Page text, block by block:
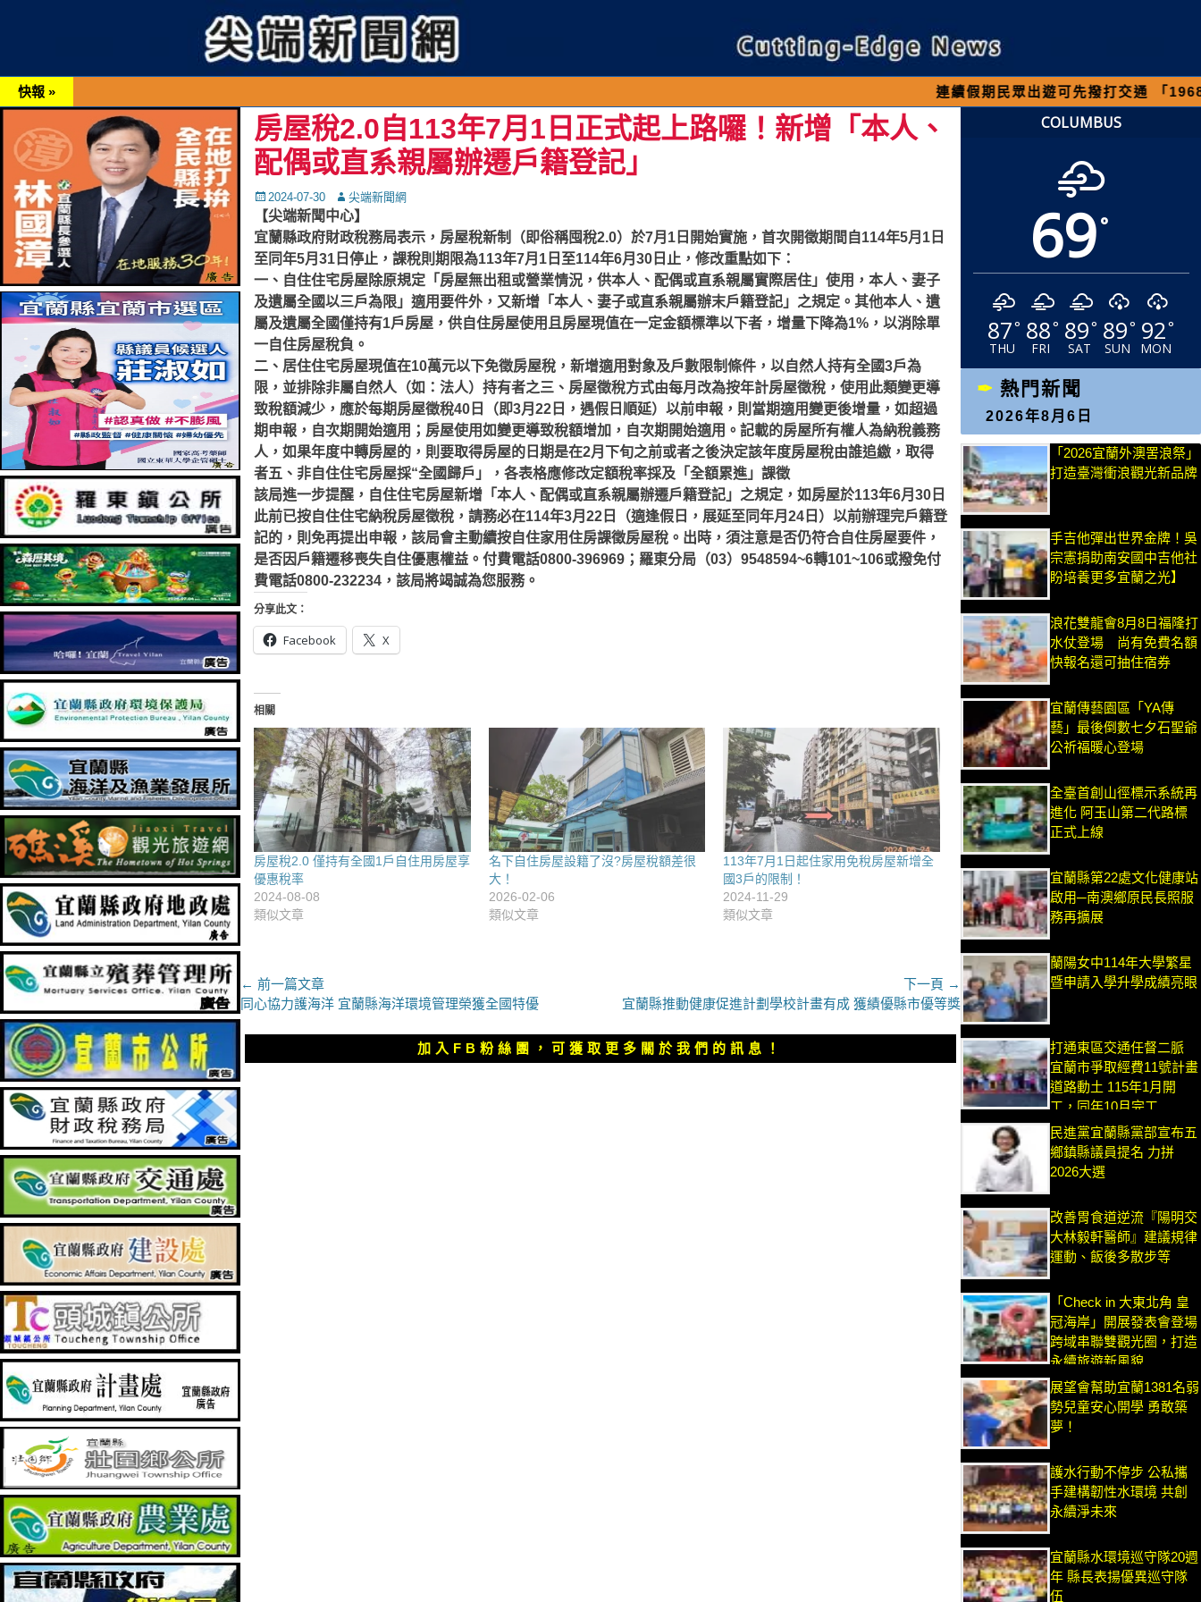
快報 » 連續假期民眾出遊可先撥打交通 「1968」客服專
房屋稅2.0自113年7月1日正式起上路囉！新增「本人、
配偶或直系親屬辦遷戶籍登記」
Posted
on
2024-07-30 Autor尖端新聞網
【尖端新聞中心】
宜蘭縣政府財政稅務局表示，房屋稅新制（即俗稱囤稅2.0）於7月1日開始實施，首次開徵期間自114年5月1日
至同年5月31日停止，課稅則期限為113年7月1日至114年6月30日止，修改重點如下：
一、自住住宅房屋除原規定「房屋無出租或營業情況，供本人、配偶或直系親屬實際居住」使用，本人、妻子
及遺屬全國以三戶為限」適用要件外，又新增「本人、妻子或直系親屬辦末戶籍登記」之規定。其他本人、遺
屬及遺屬全國僅持有1戶房屋，供自住房屋使用且房屋現值在一定金額標準以下者，增量下降為1%，以消除單
一自住房屋稅負。
二、居住住宅房屋現值在10萬元以下免徵房屋稅，新增適用對象及戶數限制條件，以自然人持有全國3戶為
限，並排除非屬自然人（如：法人）持有者之三、房屋徵稅方式由每月改為按年計房屋徵稅，使用此類變更導
致稅額減少，應於每期房屋徵稅40日（即3月22日，遇假日順延）以前申報，則 當期適用變更後增量，如超過
期申報，自次期開始適用；房屋使用如變更導致稅額增加，自次期開始適用。記載的房屋所有權人為納稅義務
人，如果年度中轉房屋的，則要取得房屋的日期是在2月下旬之前或者之後決定該年度房屋稅由誰追繳，取得
者五、非自住住宅房屋採“全國歸戶」，各表格應修改定額稅率採及「全額累進」課徵
該局進一步提醒，自住住宅房屋新增「本人、配偶或直系親屬辦遷戶籍登記」之規定，如房屋於113年6月30日
此前已按自住住宅納稅房屋徵稅，請務必在114年3月22日（適逢假日，展延至同年月24日）以前辦理完戶籍登
記的，則免再提出申報，該局會主動續按自住家用住房課徵房屋稅。出時，須注意是否仍符合自住房屋要件，
是否因戶籍遷移喪失自住優惠權益。付費電話0800-396969；羅東分局（03）9548594~6轉101~106或撥免付
費電話0800-232234，該局將竭誠為您服務。
分享此文：
Facebook X
相關
房屋稅2.0 僅持有全國1戶自住用房屋享
優惠稅率
2024-08-08
類似文章
名下自住房屋設籍了沒?房屋稅額差很
大！
2026-02-06
類似文章
113年7月1日起住家用免稅房屋新增全
國3戶的限制！
2024-11-29
類似文章
文
章
覽
← 前一篇文章
上
一
文
章：
同心協力護海洋 宜蘭縣海洋環境管理榮獲全國特優
下一頁 →
篇
文
宜蘭縣推動健康促進計劃學校計畫有成 獲績優縣市優等獎
加入FB粉絲團，可獲取更多關於我們的訊息！
COLUMBUS
69°
87°
THU
88°
FRI
89°
SAT
89°
SUN
92°
MON
熱門新聞
2026年8月6日
「2026宜蘭外澳罟浪祭」
打造臺灣衝浪觀光新品牌
手吉他彈出世界金牌！吳
宗憲捐助南安國中吉他社
盼培養更多宜蘭之光】
浪花雙龍會8月8日福隆打
水仗登場 尚有免費名額
快報名還可抽住宿券
宜蘭傳藝園區「YA傳
藝」最後倒數七夕石聖爺
公祈福暖心登場
全臺首創山徑標示系統再
進化 阿玉山第二代路標
正式上線
宜蘭縣第22處文化健康站
啟用─南澳鄉原民長照服
務再擴展
蘭陽女中114年大學繁星
暨申請入學升學成績亮眼
打通東區交通任督二脈
宜蘭市爭取經費11號計畫
道路動土 115年1月開
工，同年10月完工
民進黨宜蘭縣黨部宣布五
鄉鎮縣議員提名 力拼
2026大選
改善胃食道逆流『陽明交
大林毅軒醫師』建議規律
運動、飯後多散步等
「Check in 大東北角 皇
冠海岸」開展發表會登場
跨域串聯雙觀光圈，打造
永續旅遊新風貌
展望會幫助宜蘭1381名弱
勢兒童安心開學 勇敢築
夢！
護水行動不停步 公私攜
手建構韌性水環境 共創
永續淨未來
宜蘭縣水環境巡守隊20週
年 縣長表揚優異巡守隊
伍